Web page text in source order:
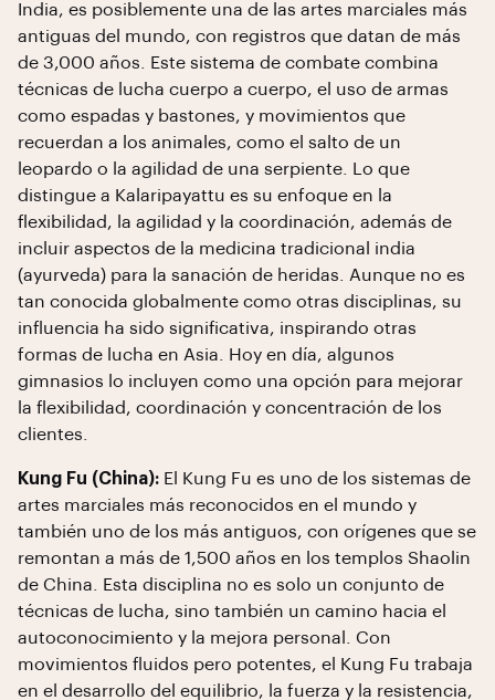
India, es posiblemente una de las artes marciales más
antiguas del mundo, con registros que datan de más
de 3,000 años. Este sistema de combate combina
técnicas de lucha cuerpo a cuerpo, el uso de armas
como espadas y bastones, y movimientos que
recuerdan a los animales, como el salto de un
leopardo o la agilidad de una serpiente. Lo que
distingue a Kalaripayattu es su enfoque en la
flexibilidad, la agilidad y la coordinación, además de
incluir aspectos de la medicina tradicional india
(ayurveda) para la sanación de heridas. Aunque no es
tan conocida globalmente como otras disciplinas, su
influencia ha sido significativa, inspirando otras
formas de lucha en Asia. Hoy en día, algunos
gimnasios lo incluyen como una opción para mejorar
la flexibilidad, coordinación y concentración de los
clientes.
Kung Fu (China): El Kung Fu es uno de los sistemas de
artes marciales más reconocidos en el mundo y
también uno de los más antiguos, con orígenes que se
remontan a más de 1,500 años en los templos Shaolin
de China. Esta disciplina no es solo un conjunto de
técnicas de lucha, sino también un camino hacia el
autoconocimiento y la mejora personal. Con
movimientos fluidos pero potentes, el Kung Fu trabaja
en el desarrollo del equilibrio, la fuerza y la resistencia,